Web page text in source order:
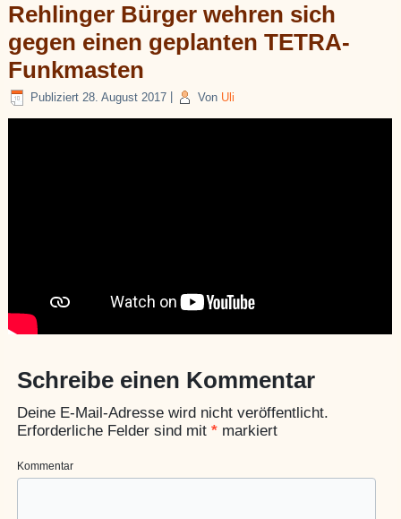
Rehlinger Bürger wehren sich
gegen einen geplanten TETRA-
Funkmasten
Publiziert 28. August 2017 Von Uli
Schreibe einen Kommentar
Deine E-Mail-Adresse wird nicht veröffentlicht.
Erforderliche Felder sind mit* markiert
Kommentar